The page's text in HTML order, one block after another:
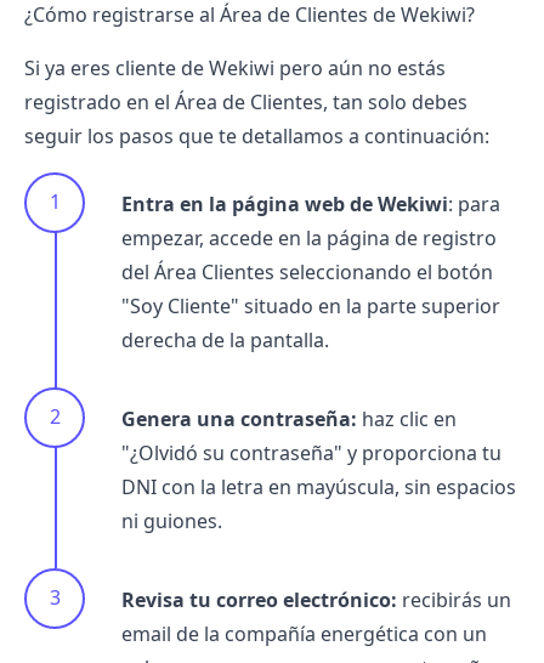
¿Cómo registrarse al Área de Clientes de Wekiwi?
Si ya eres cliente deWekiwi pero aún no estás
registrado en el Área de Clientes, tan solo debes
seguir los pasos que te detallamos a continuación:
Entra en la página web de Wekiwi: para
empezar, accede en la página de registro
del Área Clientes seleccionando el botón
"Soy Cliente" situado en la parte superior
derecha de la pantalla.
Genera una contraseña: haz clic en
"¿Olvidó su contraseña" y proporciona tu
DNI con la letra en mayúscula, sin espacios
ni guiones.
Revisa tu correo electrónico: recibirás un
email de la compañía energética con un